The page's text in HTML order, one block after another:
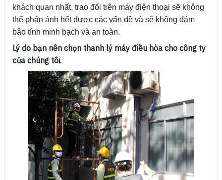
khách quan nhất, trao đổi trên máy điện thoại sẽ không
thể phản ánh hết được các vấn đề và sẽ không đảm
bảo tính minh bạch và an toàn.
Lý do bạn nên chọn thanh lý máy điều hòa cho công ty
của chúng tôi.